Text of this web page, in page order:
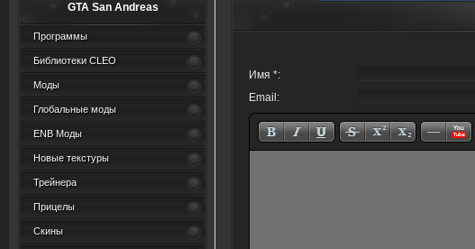
GTA San Andreas
Программы
Библиотеки CLEO
Моды
Глобальные моды
ENB Моды
Новые текстуры
Трейнера
Прицелы
Скины
Имя *:
Email: